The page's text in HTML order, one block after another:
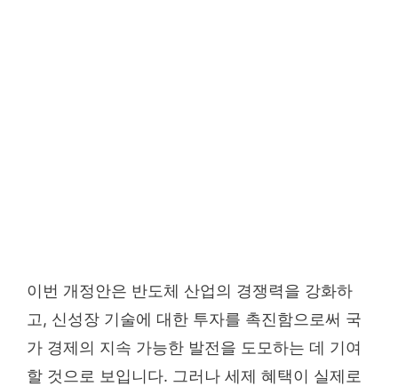
이번 개정안은 반도체 산업의 경쟁력을 강화하
고, 신성장 기술에 대한 투자를 촉진함으로써 국
가 경제의 지속 가능한 발전을 도모하는 데 기여
할 것으로 보입니다. 그러나 세제 혜택이 실제로